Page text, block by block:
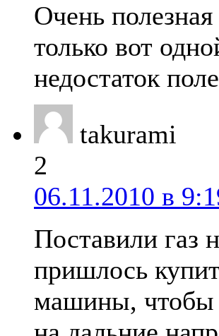
Очень
только вот
недостаток
takurami
2
06.11.2010 в
Поставили газ
пришлось
машины, чтобы